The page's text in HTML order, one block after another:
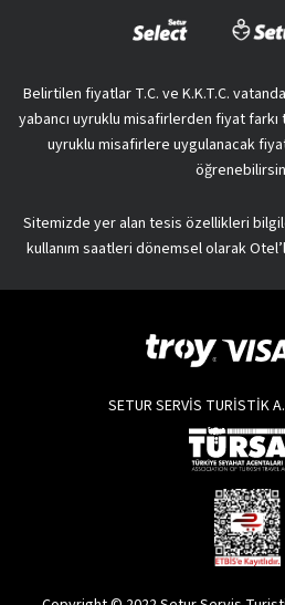
Belirtilen fiyatlar T.C. ve K.K.T.C.
yabancı uyruklu misafirlerden fiyat
uyruklu misafirlere uygulanacak
Sitemizde yer alan tesis özellikleri
kullanım saatleri dönemsel olarak
SETUR SERVİS TURİSTİK